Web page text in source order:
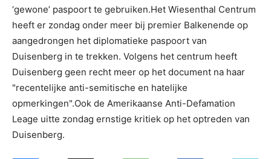
‘gewone’ paspoort te gebruiken.Het Wiesenthal Centrum
heeft er zondag onder meer bij premier Balkenende op
aangedrongen het diplomatieke paspoort van
Duisenberg in te trekken. Volgens het centrum heeft
Duisenberg geen recht meer op het document na haar
"recentelijke anti-semitische en hatelijke
opmerkingen".Ook de Amerikaanse Anti-Defamation
Leage uitte zondag ernstige kritiek op het optreden van
Duisenberg.